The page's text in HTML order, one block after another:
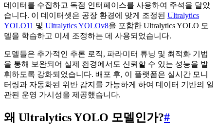
데이터를 수집하고 독점 인터페이스를 사용하여 주석을 달았
습니다. 이 데이터셋은 공장 환경에 맞게 조정된 Ultralytics
YOLO11 및 Ultralytics YOLOv8을 포함한 Ultralytics YOLO 모
델을 학습하고 미세 조정하는 데 사용되었습니다.
모델들은 추가적인 추론 로직, 파라미터 튜닝 및 최적화 기법
을 통해 보완되어 실제 환경에서도 신뢰할 수 있는 성능을 발
휘하도록 강화되었습니다. 배포 후, 이 플랫폼은 실시간 모니
터링과 자동화된 위반 감지를 가능하게 하여 데이터 기반의 일
관된 운영 가시성을 제공했습니다.
왜 Ultralytics YOLO 모델인가?#